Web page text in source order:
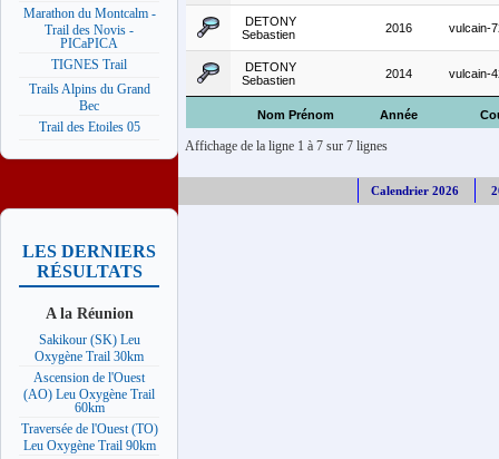
Marathon du Montcalm -
Trail des Novis -
PICaPICA
TIGNES Trail
Trails Alpins du Grand
Bec
Trail des Etoiles 05
LES DERNIERS
RÉSULTATS
A la Réunion
Sakikour (SK) Leu
Oxygène Trail 30km
Ascension de l'Ouest
(AO) Leu Oxygène Trail
60km
Traversée de l'Ouest (TO)
Leu Oxygène Trail 90km
Nom Prénom Année
DETONY
Sebastien
2016 vulcain-
DETONY
Sebastien
2014 vulcain-
Affichage de la ligne 1 à 7 sur 7 lignes
Calendrier 2026